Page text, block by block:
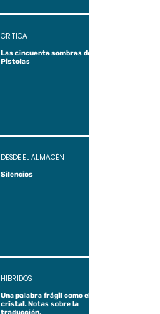
Las cincuenta sombras de
Pistolas
CRÍTICA
Silencios
DESDE EL ALMACÉN
Una palabra frágil como el
cristal. Notas sobre la
HÍBRIDOS